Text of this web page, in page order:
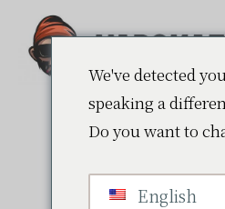
Passer
contenu
Passer
Vapokaz.fr
Les
We've detected
speaking a
Do you want to
English